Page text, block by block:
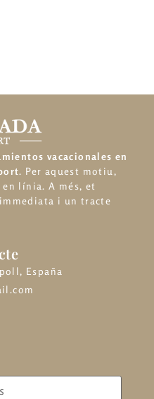
vacacionales en
. Per aquest motiu,
línia. A més, et
i un tracte
España